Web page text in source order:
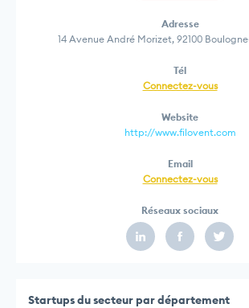
Adresse
14 Avenue André Morizet, 92100
Tél
Connectez-vous
Website
http://www.filovent.com
Email
Connectez-vous
Réseaux sociaux
Startups du secteur par département